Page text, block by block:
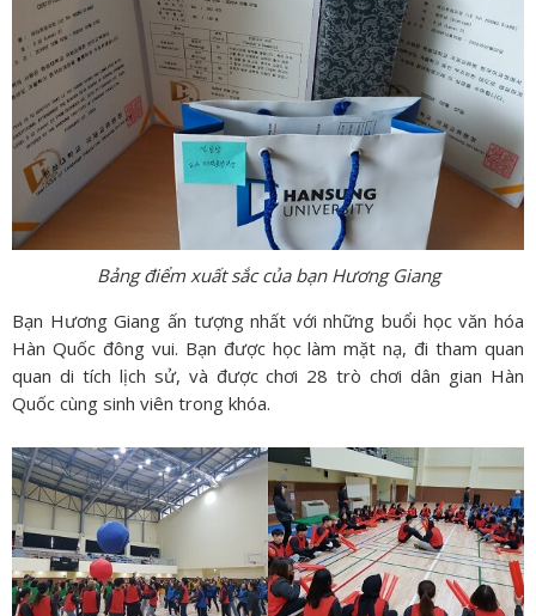
Bảng điểm xuất sắc của bạn Hương Giang
Bạn Hương Giang ấn tượng nhất với những buổi học văn hóa
Hàn Quốc đông vui. Bạn được học làm mặt nạ, đi tham quan
quan di tích lịch sử, và được chơi 28 trò chơi dân gian Hàn
Quốc cùng sinh viên trong khóa.